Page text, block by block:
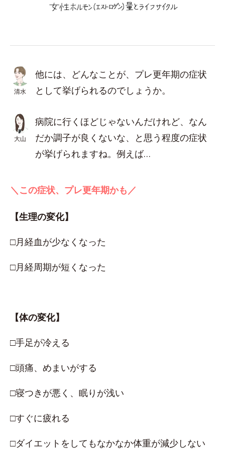
清水
他には、どんなことが、プレ更年期の症状
として挙げられるのでしょうか。
大山
病院に行くほどじゃないんだけれど、なん
だか調子が良くないな、と思う程度の症状
が挙げられますね。例えば…
＼この症状、プレ更年期かも／
【生理の変化】
□月経血が少なくなった
□月経周期が短くなった
【体の変化】
□手足が冷える
□頭痛、めまいがする
□寝つきが悪く、眠りが浅い
□すぐに疲れる
□ダイエットをしてもなかなか体重が減少しない